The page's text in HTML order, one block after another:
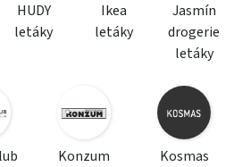
HUDY
letáky
Ikea
letáky
Jasmín
drogerie
letáky
Konzum
Kosmas